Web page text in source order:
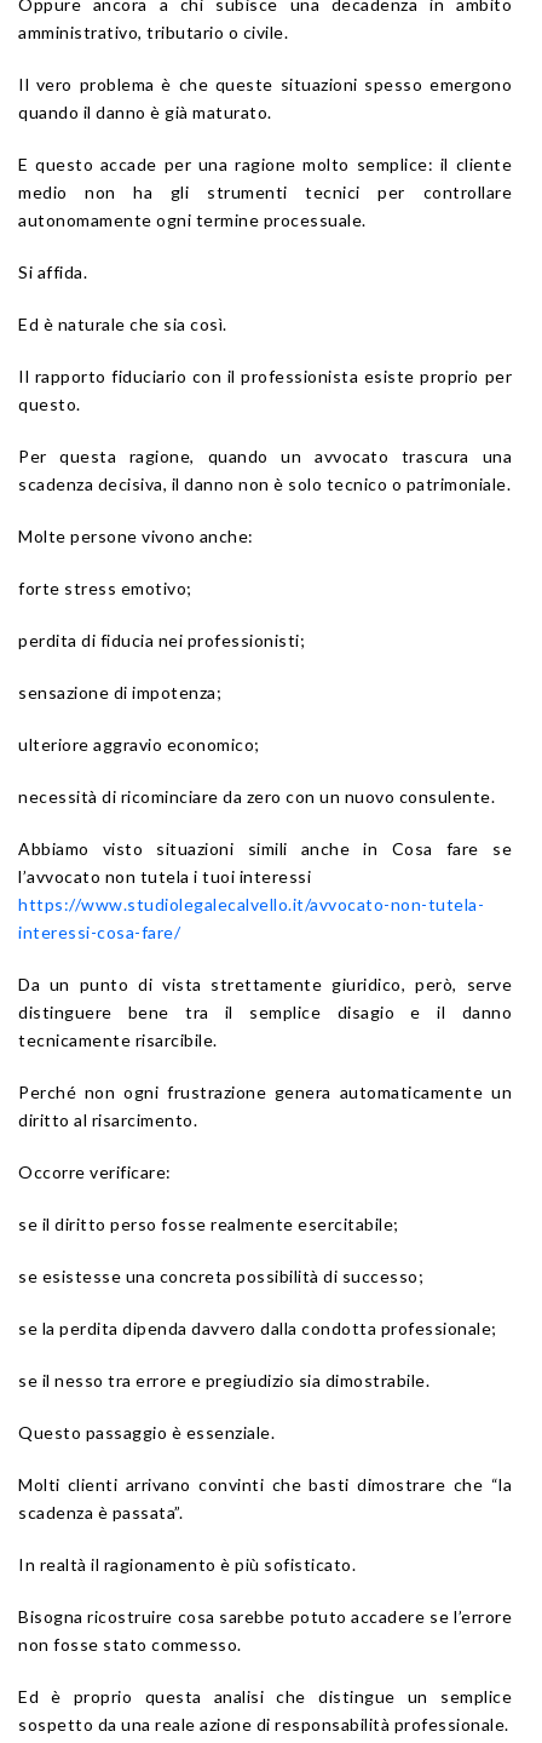
Oppure ancora a chi subisce una decadenza in ambito
amministrativo, tributario o civile.
Il vero problema è che queste situazioni spesso emergono
quando il danno è già maturato.
E questo accade per una ragione molto semplice: il cliente
medio non ha gli strumenti tecnici per controllare
autonomamente ogni termine processuale.
Si affida.
Ed è naturale che sia così.
Il rapporto fiduciario con il professionista esiste proprio per
questo.
Per questa ragione, quando un avvocato trascura una
scadenza decisiva, il danno non è solo tecnico o patrimoniale.
Molte persone vivono anche:
forte stress emotivo;
perdita di fiducia nei professionisti;
sensazione di impotenza;
ulteriore aggravio economico;
necessità di ricominciare da zero con un nuovo consulente.
Abbiamo visto situazioni simili anche in Cosa fare se
l’avvocato non tutela i tuoi interessi
https://www.studiolegalecalvello.it/avvocato-non-tutela-
interessi-cosa-fare/
Da un punto di vista strettamente giuridico, però, serve
distinguere bene tra il semplice disagio e il danno
tecnicamente risarcibile.
Perché non ogni frustrazione genera automaticamente un
diritto al risarcimento.
Occorre verificare:
se il diritto perso fosse realmente esercitabile;
se esistesse una concreta possibilità di successo;
se la perdita dipenda davvero dalla condotta professionale;
se il nesso tra errore e pregiudizio sia dimostrabile.
Questo passaggio è essenziale.
Molti clienti arrivano convinti che basti dimostrare che “la
scadenza è passata”.
In realtà il ragionamento è più sofisticato.
Bisogna ricostruire cosa sarebbe potuto accadere se l’errore
non fosse stato commesso.
Ed è proprio questa analisi che distingue un semplice
sospetto da una reale azione di responsabilità professionale.